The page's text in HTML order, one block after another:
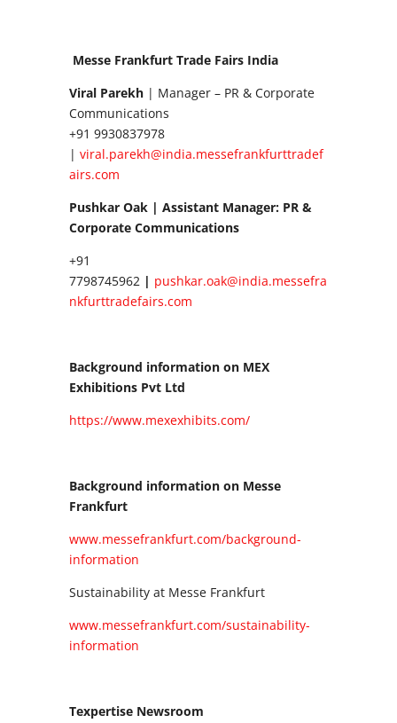
Messe Frankfurt Trade Fairs India
Viral Parekh | Manager – PR & Corporate
Communications
+91 9930837978
|viral.parekh@india.messefrankfurttradef
airs.com
Pushkar Oak | Assistant Manager: PR &
Corporate Communications
+91
7798745962 | pushkar.oak@india.messefra
nkfurttradefairs.com
Background information on MEX
Exhibitions Pvt Ltd
https://www.mexexhibits.com/
Background information on Messe
Frankfurt
www.messefrankfurt.com/background-
information
Sustainability at Messe Frankfurt
www.messefrankfurt.com/sustainability-
information
Texpertise Newsroom